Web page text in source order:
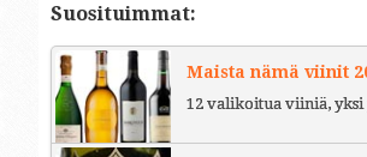
Suosituimmat:
Maista nämä viinit
12 valikoitua viiniä,